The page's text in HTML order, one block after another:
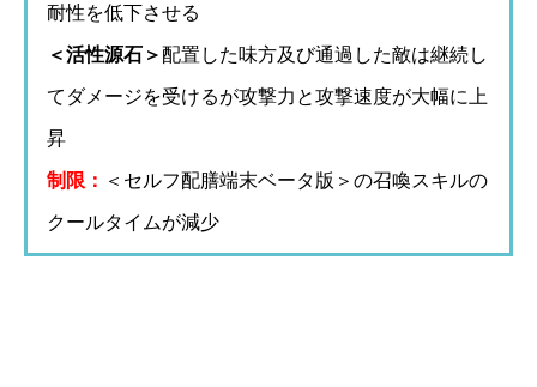
耐性を低下させる
＜活性源石＞配置した味方及び通過した敵は継続し
てダメージを受けるが攻撃力と攻撃速度が大幅に上
昇
制限： ＜セルフ配膳端末ベータ版＞の召喚スキルの
クールタイムが減少